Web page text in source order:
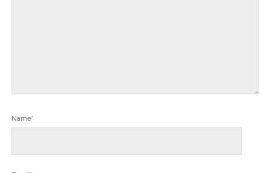
Name*